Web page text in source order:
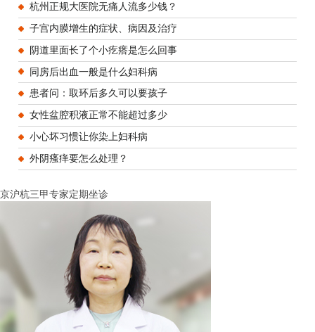
杭州正规大医院无痛人流多少钱？
子宫内膜增生的症状、病因及治疗
阴道里面长了个小疙瘩是怎么回事
同房后出血一般是什么妇科病
患者问：取环后多久可以要孩子
女性盆腔积液正常不能超过多少
小心坏习惯让你染上妇科病
外阴瘙痒要怎么处理？
京沪杭三甲专家定期坐诊